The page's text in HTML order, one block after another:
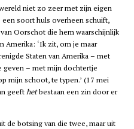
niet zo zeer met zijn eigen
een soort huls overheen schuift,
Oorschot die hem waarschijnlijk
Amerika: ‘Ik zit, om je maar
Staten van Amerika – met
geven – met mijn dochtertje
mijn schoot, te typen.’ (17 mei
geefthetbestaan een zin door er
de botsing van die twee, maar uit